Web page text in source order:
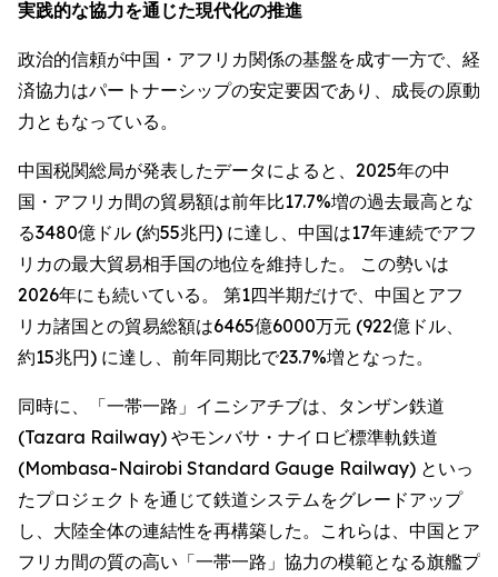
実践的な協力を通じた現代化の推進
政治的信頼が中国・アフリカ関係の基盤を成す一方で、経
済協力はパートナーシップの安定要因であり、成長の原動
力ともなっている。
中国税関総局が発表したデータによると、2025年の中
国・アフリカ間の貿易額は前年比17.7%増の過去最高とな
る3480億ドル (約55兆円) に達し、中国は17年連続でアフ
リカの最大貿易相手国の地位を維持した。 この勢いは
2026年にも続いている。 第1四半期だけで、中国とアフ
リカ諸国との貿易総額は6465億6000万元 (922億ドル、
約15兆円) に達し、前年同期比で23.7%増となった。
同時に、「一帯一路」イニシアチブは、タンザン鉄道
(Tazara Railway) やモンバサ・ナイロビ標準軌鉄道
(Mombasa-Nairobi Standard Gauge Railway) といっ
たプロジェクトを通じて鉄道システムをグレードアップ
し、大陸全体の連結性を再構築した。これらは、中国とア
フリカ間の質の高い「一帯一路」協力の模範となる旗艦プ